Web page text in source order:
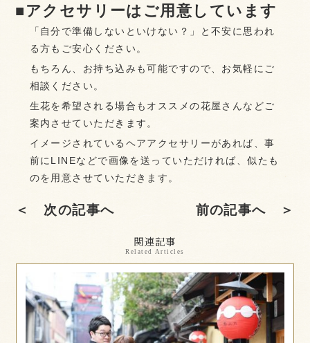
■アクセサリーはご用意しています
「自分で準備しないといけない？」と不安に思われ
る方もご安心ください。
もちろん、お持ち込みも可能ですので、お気軽にご
相談ください。
生花を希望される場合もオススメの花屋さんなどご
案内させていただきます。
イメージされているヘアアクセサリーがあれば、事
前にLINEなどで画像を送っていただければ、似たも
のを用意させていただきます。
＜ 次の記事へ 前の記事へ ＞
関連記事
Related Articles